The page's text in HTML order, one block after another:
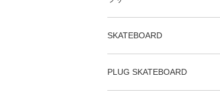
SKATEBOARD
PLUG SKATEBOARD